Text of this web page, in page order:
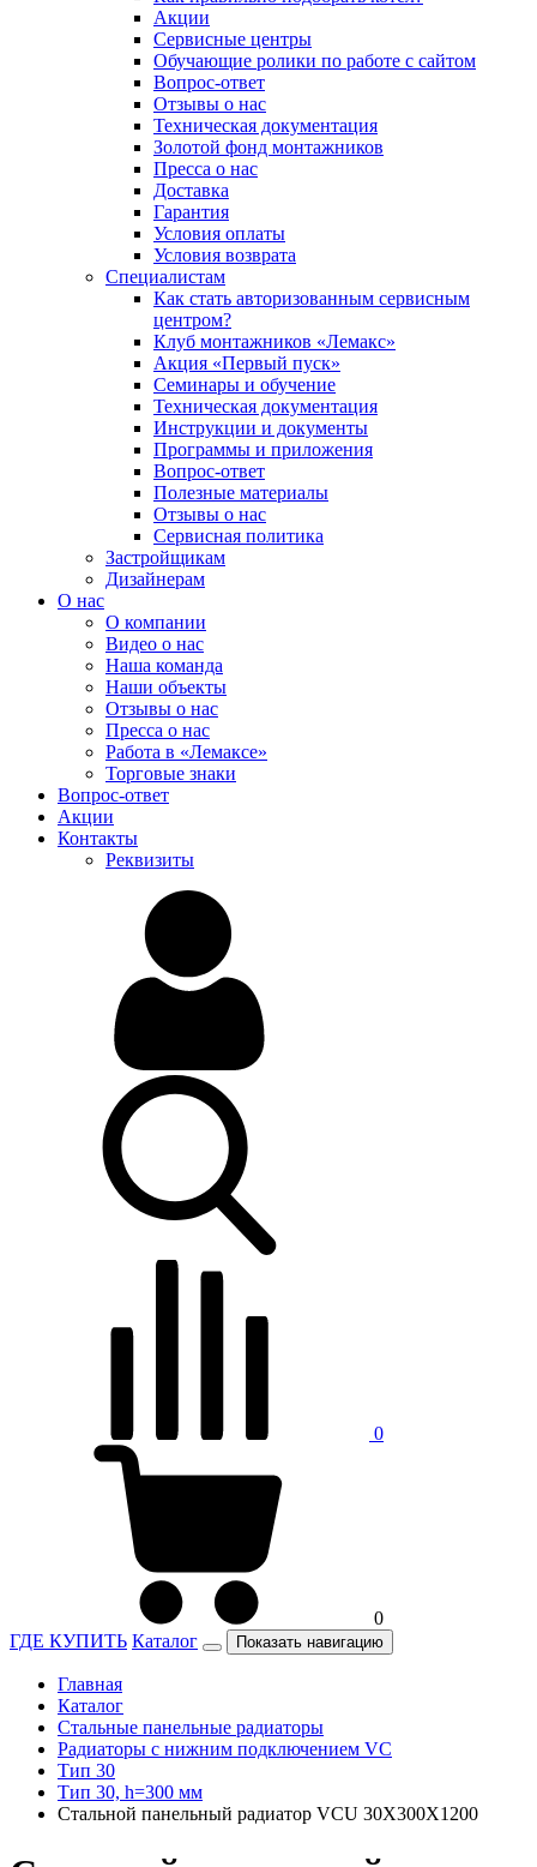
Акции
Сервисные центры
Обучающие ролики по работе с сайтом
Вопрос-ответ
Отзывы о нас
Техническая документация
Золотой фонд монтажников
Пресса о нас
Доставка
Гарантия
Условия оплаты
Условия возврата
Специалистам
Как стать авторизованным сервисным
центром?
Клуб монтажников «Лемакс»
Акция «Первый пуск»
Семинары и обучение
Техническая документация
Инструкции и документы
Программы и приложения
Вопрос-ответ
Полезные материалы
Отзывы о нас
Сервисная политика
Застройщикам
Дизайнерам
О нас
О компании
Видео о нас
Наша команда
Наши объекты
Отзывы о нас
Пресса о нас
Работа в «Лемаксе»
Торговые знаки
Вопрос-ответ
Акции
Контакты
Реквизиты
0
0
ГДЕ КУПИТЬ Каталог Показать навигацию
Главная
Каталог
Стальные панельные радиаторы
Радиаторы c нижним подключением VC
Тип 30
Тип 30, h=300 мм
Стальной панельный радиатор VCU 30X300X1200